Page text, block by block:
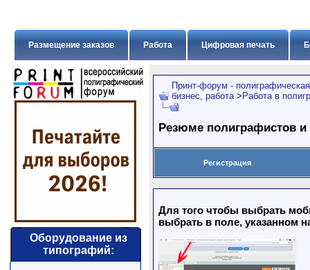
Цифровая печать
Работа
Размещение заказов
Оборудование из
типографий:
Принт-форум -
бизнес, работа > Работа в
Резюме полиграфистов и
Регистрация
Для того чтобы выбрать
выбрать в поле, указанном